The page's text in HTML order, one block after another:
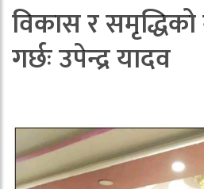
विकास र
गर्छः उपेन्द्र यादव